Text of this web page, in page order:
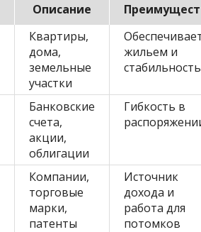
Описание
Квартиры,
дома,
земельные
участки
жильем и
Банковские
счета,
акции,
облигации
Гибкость в
Компании,
торговые
марки,
патенты
Источник
дохода и
работа для
потомков